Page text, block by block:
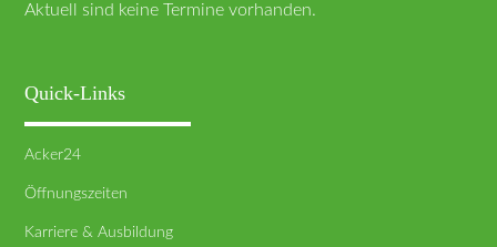
Aktuell sind keine Termine vorhanden.
Quick-Links
Acker24
Öffnungszeiten
Karriere & Ausbildung